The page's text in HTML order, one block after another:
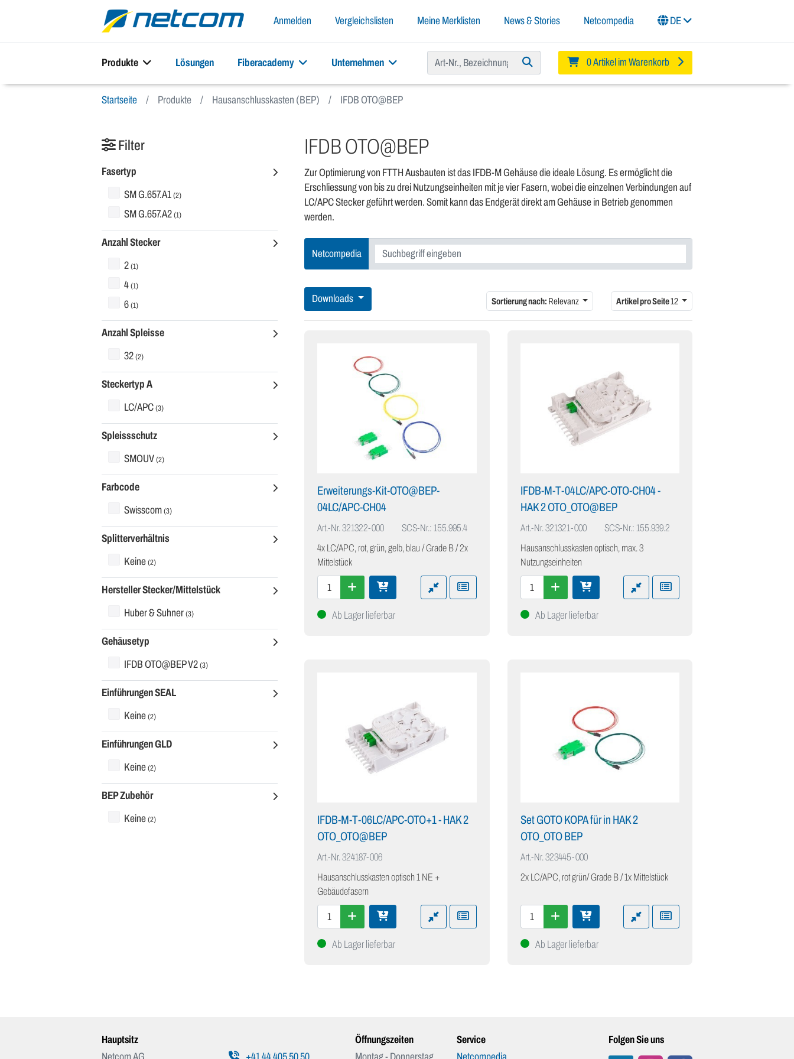
Anmelden Vergleichslisten Meine Merklisten News & Stories Netcompedia DE
Produkte Lösungen Fiberacademy Unternehmen 0 Artikel im Warenkorb
Startseite Produkte Hausanschlusskasten (BEP) IFDB OTO@BEP
IFDB OTO@BEP
Zur Optimierung von FTTH Ausbauten ist das IFDB-M Gehäuse die ideale Lösung. Es ermöglicht die
Erschliessung von bis zu drei Nutzungseinheiten mit je vier Fasern, wobei die einzelnen Verbindungen auf
LC/APC Stecker geführt werden. Somit kann das Endgerät direkt am Gehäuse in Betrieb genommen
werden.
Filter
Fasertyp
SM G.657.A1 (2)
SM G.657.A2 (1)
Anzahl Stecker
2 (1)
4 (1)
6 (1)
Anzahl Spleisse
32 (2)
Steckertyp A
LC/APC (3)
Spleissschutz
SMOUV (2)
Farbcode
Swisscom (3)
Splitterverhältnis
Keine (2)
Hersteller Stecker/Mittelstück
Huber & Suhner (3)
Gehäusetyp
IFDB OTO@BEP V2 (3)
Einführungen SEAL
Keine (2)
Einführungen GLD
Keine (2)
BEP Zubehör
Keine (2)
Netcompedia
Downloads Sortierung nach: Relevanz Artikel pro Seite12
Erweiterungs-Kit-OTO@BEP-
04LC/APC-CH04
Art.-Nr.321322-000
SCS-Nr.: 155.995.4
4x LC/APC, rot, grün, gelb, blau / Grade B / 2x
Mittelstück
Ab Lager lieferbar
IFDB-M-T-04LC/APC-OTO-CH04 -
HAK 2 OTO_OTO@BEP
Art.-Nr.321321-000
SCS-Nr.: 155.939.2
Hausanschlusskasten optisch, max. 3
Nutzungseinheiten
Ab Lager lieferbar
IFDB-M-T-06LC/APC-OTO+1 - HAK 2
OTO_OTO@BEP
Art.-Nr.324187-006
Hausanschlusskasten optisch 1 NE +
Gebäudefasern
Ab Lager lieferbar
Set GOTO KOPA für in HAK 2
OTO_OTO BEP
Art.-Nr.323445-000
2x LC/APC, rot grün/ Grade B / 1x Mittelstück
Ab Lager lieferbar
Hauptsitz
Netcom AG +41 44 405 50 50
Öffnungszeiten
Montag - Donnerstag
Service
Netcompedia
Folgen Sie uns